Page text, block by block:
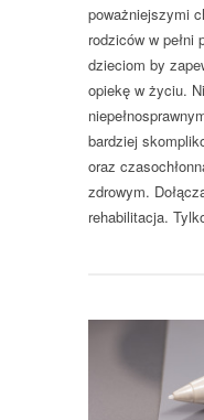
poważniejszymi
rodziców w pełni
dzieciom by
opiekę w życiu.
bardziej
oraz
zdrowym.
rehabilitacja.